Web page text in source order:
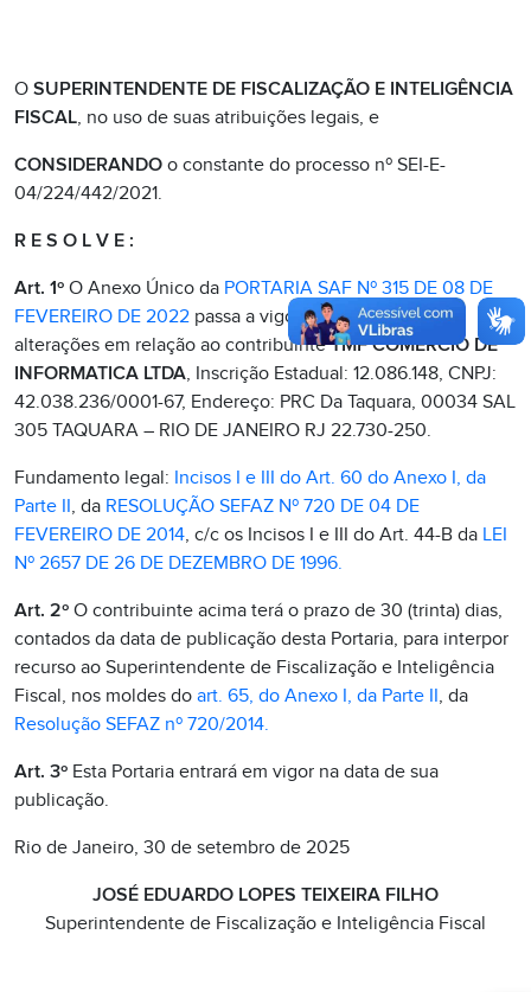
O SUPERINTENDENTE DE FISCALIZAÇÃO E INTELIGÊNCIA
FISCAL, no uso de suas atribuições legais, e
CONSIDERANDO o constante do processo nº SEI-E-
04/224/442/2021.
R E S O L V E :
Art. 1º O Anexo Único da PORTARIA SAF Nº 315 DE 08 DE
FEVEREIRO DE 2022 passa a vigorar com as seguintes
alterações em relação ao contribuinteTMF COMERCIO DE
INFORMATICA LTDA, Inscrição Estadual: 12.086.148, CNPJ:
42.038.236/0001-67, Endereço: PRC Da Taquara, 00034 SAL
305 TAQUARA – RIO DE JANEIRO RJ 22.730-250.
Fundamento legal: Incisos I e III do Art. 60 do Anexo I, da
Parte II, da RESOLUÇÃO SEFAZ Nº 720 DE 04 DE
FEVEREIRO DE 2014, c/c os Incisos I e III do Art. 44-B da LEI
Nº 2657 DE 26 DE DEZEMBRO DE 1996.
Art. 2º O contribuinte acima terá o prazo de 30 (trinta) dias,
contados da data de publicação desta Portaria, para interpor
recurso ao Superintendente de Fiscalização e Inteligência
Fiscal, nos moldes do art. 65, do Anexo I, da Parte II, da
Resolução SEFAZ nº 720/2014.
Art. 3º Esta Portaria entrará em vigor na data de sua
publicação.
Rio de Janeiro, 30 de setembro de 2025
JOSÉ EDUARDO LOPES TEIXEIRA FILHO
Superintendente de Fiscalização e Inteligência Fiscal